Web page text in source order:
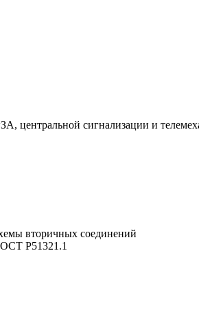
центральной сигнализации и
вторичных соединений
Р51321.1